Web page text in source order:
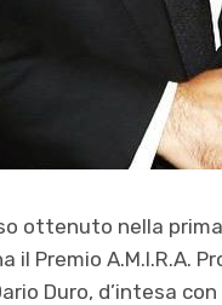
ottenuto nella
il Premio A.M.I.R.A.
Duro, d’intesa